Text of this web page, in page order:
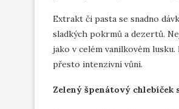
Extrakt či pasta se snadno
sladkých pokrmů a dezertů.
jako v celém vanilkovém
přesto intenzivní vůni.
Zelený špenátový